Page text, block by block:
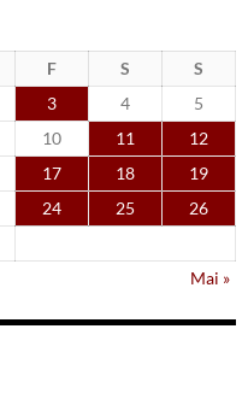
F S
S
3 4
5
10 11
12
17 18
19
24 25
26
Mai »